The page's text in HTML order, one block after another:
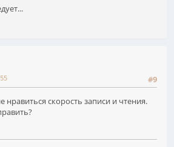
#9
нравиться скорость записи и чтения.